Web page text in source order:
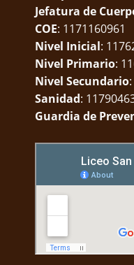
Jefatura de
COE: 1171160961
Nivel Inicial:
Nivel Primario:
Nivel Secundario
Sanidad:
Guardia de